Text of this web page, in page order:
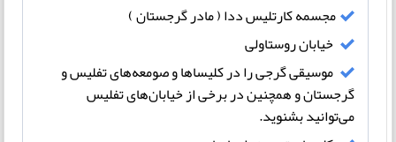
مجسمه کارتلیس ددا ( مادر گرجستان )
خیابان روستاولی
موسیقی گرجی را در کلیساها و صومعه‌های تفلیس و
گرجستان و همچنین در برخی از خیابان‌های تفلیس
می‌توانید بشنوید.